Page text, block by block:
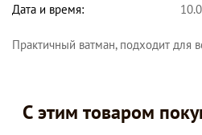
Дата и время:
Практичный ватман, подходит для
С этим товаром